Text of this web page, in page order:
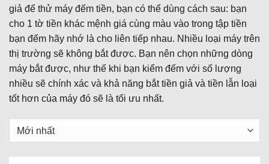
giả để thử máy đếm tiền, bạn có thể dùng cách sau: bạn
cho 1 tờ tiền khác mệnh giá cùng màu vào trong tập tiền
bạn đếm hãy nhớ là cho liên tiếp nhau. Nhiều loại máy trên
thị trường sẽ không bắt được. Bạn nên chọn những dòng
máy bắt được, như thế khi bạn kiểm đếm với số lượng
nhiều sẽ chính xác và khả năng bắt tiền giả và tiền lẫn loại
tốt hơn của máy đó sẽ là tối ưu nhất.
Sắp